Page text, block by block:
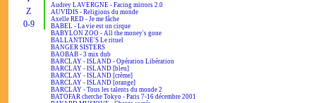
Z
0-9
Audrey LAVERGNE - Facing mirrors 2.0
AUVIDIS - Religions du monde
Axelle RED - Je me fâche
BABEL - La vie est un cirque
BABYLON ZOO - All the money's gone
BALLANTINE'S Le rituel
BANGER SISTERS
BAOBAB - 3 mix dub
BARCLAY - ISLAND - Opération Libération
BARCLAY - ISLAND [bleu]
BARCLAY - ISLAND [crème]
BARCLAY - ISLAND [orange]
BARCLAY - Tous les talents du monde 2
BATOFAR cherche Tokyo - Paris 7-16 décembre 2001